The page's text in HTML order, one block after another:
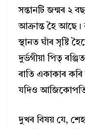
সন্তানটি জন্মৰ ২
আক্ৰান্ত হৈ আছে।
স্থানত ঘাঁৰ সৃষ্টি
দুৰ্ভগীয়া পিতৃ
ৰাতি একাকাৰ কৰি
যদিও
দুখৰ বিষয় যে,